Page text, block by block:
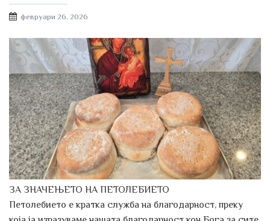
Posted
февруари 26, 2026
ЗА ЗНАЧЕЊЕТО НА ПЕТОЛЕБИЕТО
Петолебието е кратка служба на благодарност, преку